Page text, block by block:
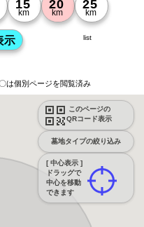
は個別ページを閲覧済み
このページの
QRコード表示
墓地タイプの絞り込み
[ 中心表示 ]
ドラッグで
中心を移動
できます
list